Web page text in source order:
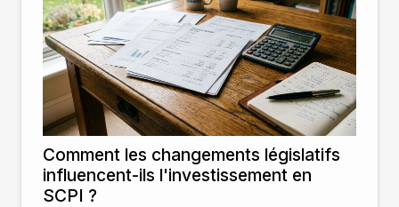
Comment les changements législatifs
influencent-ils l'investissement en
SCPI ?